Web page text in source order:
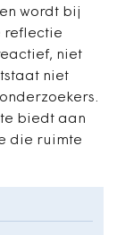
wordt bij
reflectie
niet
niet
biedt aan
die ruimte